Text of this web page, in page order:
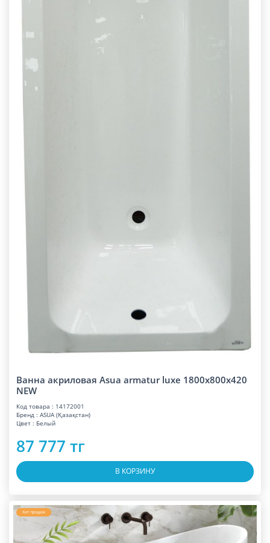
Ванна акриловая Asua armatur luxe 1800x800x420
NEW
Код товара : 14172001
Бренд : ASUA (Қазақстан)
Цвет : Белый
87 777 тг
В КОРЗИНУ
Хит продаж